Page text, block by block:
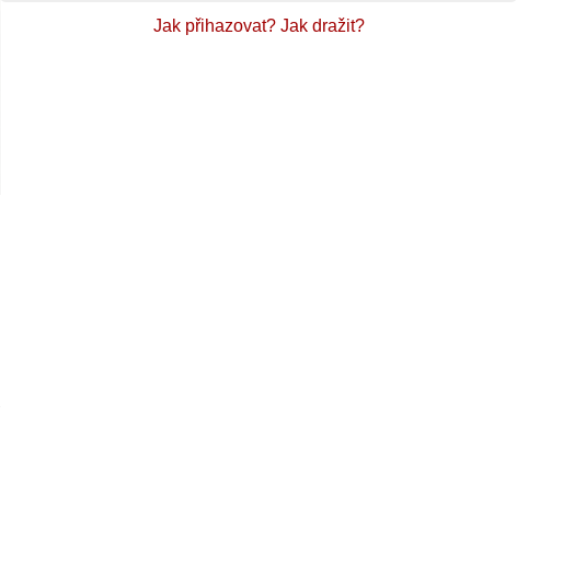
Jak přihazovat? Jak dražit?